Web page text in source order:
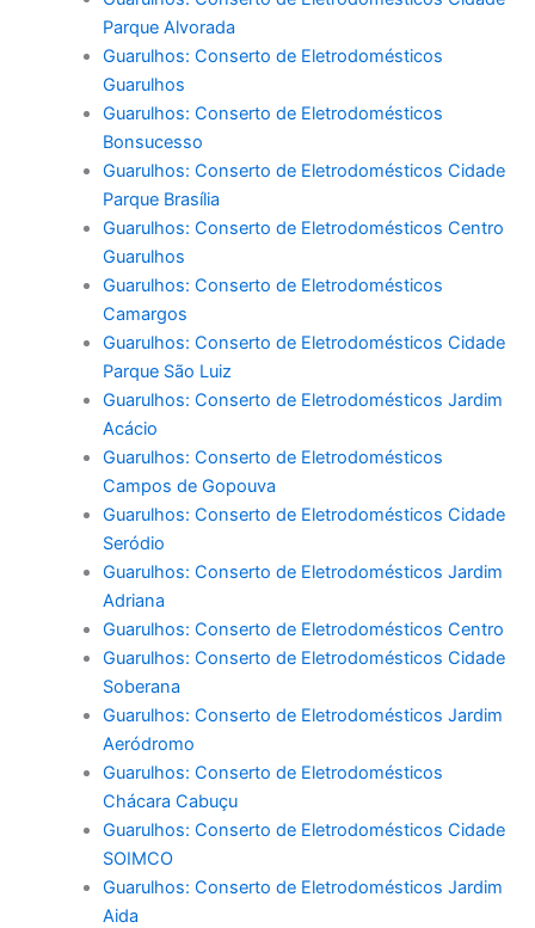
Parque Alvorada
Guarulhos: Conserto de Eletrodomésticos
Guarulhos
Guarulhos: Conserto de Eletrodomésticos
Bonsucesso
Guarulhos: Conserto de Eletrodomésticos Cidade
Parque Brasília
Guarulhos: Conserto de Eletrodomésticos Centro
Guarulhos
Guarulhos: Conserto de Eletrodomésticos
Camargos
Guarulhos: Conserto de Eletrodomésticos Cidade
Parque São Luiz
Guarulhos: Conserto de Eletrodomésticos Jardim
Acácio
Guarulhos: Conserto de Eletrodomésticos
Campos de Gopouva
Guarulhos: Conserto de Eletrodomésticos Cidade
Seródio
Guarulhos: Conserto de Eletrodomésticos Jardim
Adriana
Guarulhos: Conserto de Eletrodomésticos Centro
Guarulhos: Conserto de Eletrodomésticos Cidade
Soberana
Guarulhos: Conserto de Eletrodomésticos Jardim
Aeródromo
Guarulhos: Conserto de Eletrodomésticos
Chácara Cabuçu
Guarulhos: Conserto de Eletrodomésticos Cidade
SOIMCO
Guarulhos: Conserto de Eletrodomésticos Jardim
Aida